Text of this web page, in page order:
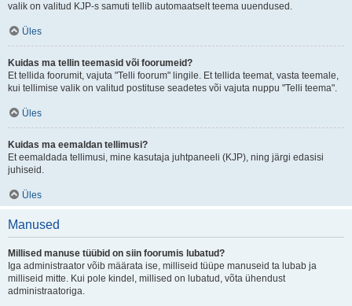
valik on valitud KJP-s samuti tellib automaatselt teema uuendused.
Üles
Kuidas ma tellin teemasid või foorumeid?
Et tellida foorumit, vajuta "Telli foorum" lingile. Et tellida teemat, vasta teemale,
kui tellimise valik on valitud postituse seadetes või vajuta nuppu "Telli teema".
Üles
Kuidas ma eemaldan tellimusi?
Et eemaldada tellimusi, mine kasutaja juhtpaneeli (KJP), ning järgi edasisi
juhiseid.
Üles
Manused
Millised manuse tüübid on siin foorumis lubatud?
Iga administraator võib määrata ise, milliseid tüüpe manuseid ta lubab ja
milliseid mitte. Kui pole kindel, millised on lubatud, võta ühendust
administraatoriga.